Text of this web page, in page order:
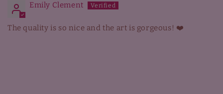
Emily Clement
The quality is so nice and the art is gorgeous! ❤️